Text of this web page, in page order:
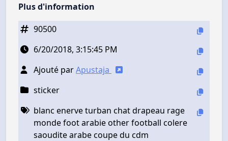
Plus d'information
90500
6/20/2018, 3:15:45 PM
Ajouté parApustaja
sticker
blanc enerve turban chat drapeau rage
monde foot arabie other football colere
saoudite arabe coupe du cdm